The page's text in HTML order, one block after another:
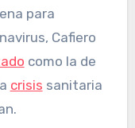
para
Cafiero
como la de
crisis sanitaria